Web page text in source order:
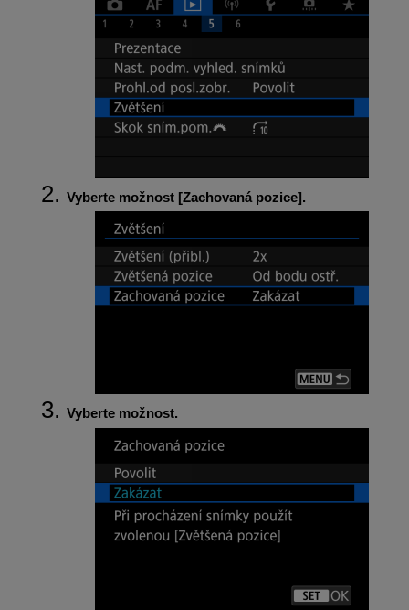
Vyberte možnost [Zachovaná pozice].
Vyberte možnost.